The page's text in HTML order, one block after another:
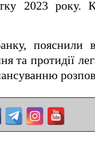
2023 року.
та протидії